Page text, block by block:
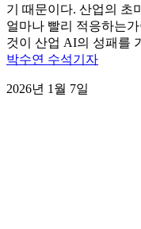
기 때문이다. 산업의 초
얼마나 빨리 적응하는
것이 산업 AI의 성패를
박수연 수석기자
2026년 1월 7일